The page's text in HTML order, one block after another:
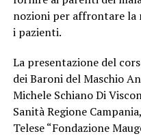
nozioni per affrontare la
i pazienti.
La presentazione del
dei Baroni del Maschio
Michele Schiano Di
Sanità Regione
Telese “Fondazione